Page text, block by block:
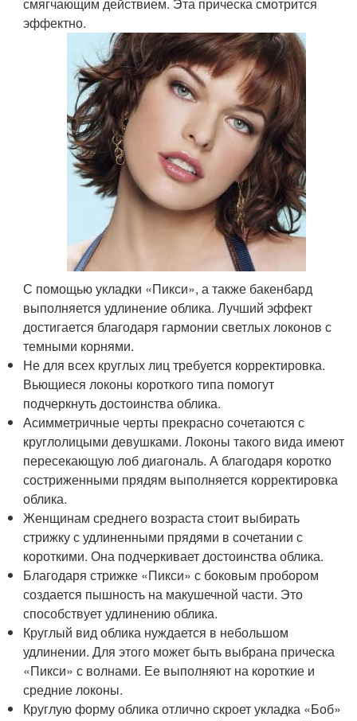
смягчающим действием. Эта прическа смотрится
эффектно.
С помощью укладки «Пикси», а также бакенбард
выполняется удлинение облика. Лучший эффект
достигается благодаря гармонии светлых локонов с
темными корнями.
Не для всех круглых лиц требуется корректировка.
Вьющиеся локоны короткого типа помогут
подчеркнуть достоинства облика.
Асимметричные черты прекрасно сочетаются с
круглолицыми девушками. Локоны такого вида имеют
пересекающую лоб диагональ. А благодаря коротко
состриженными прядям выполняется корректировка
облика.
Женщинам среднего возраста стоит выбирать
стрижку с удлиненными прядями в сочетании с
короткими. Она подчеркивает достоинства облика.
Благодаря стрижке «Пикси» с боковым пробором
создается пышность на макушечной части. Это
способствует удлинению облика.
Круглый вид облика нуждается в небольшом
удлинении. Для этого может быть выбрана прическа
«Пикси» с волнами. Ее выполняют на короткие и
средние локоны.
Круглую форму облика отлично скроет укладка «Боб»